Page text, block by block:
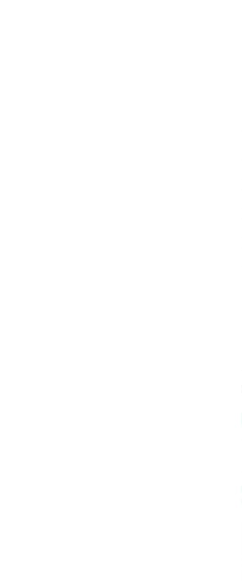
доска из лиственницы
мм сорт АВ
Отправить